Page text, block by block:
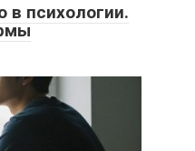
в психологии.